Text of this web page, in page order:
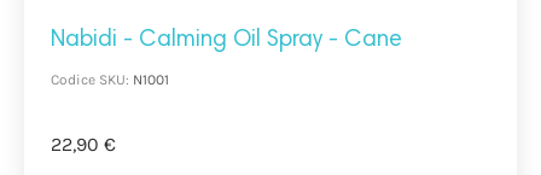
Nabidi - Calming Oil Spray - Cane
Codice SKU: N1001
22,90 €